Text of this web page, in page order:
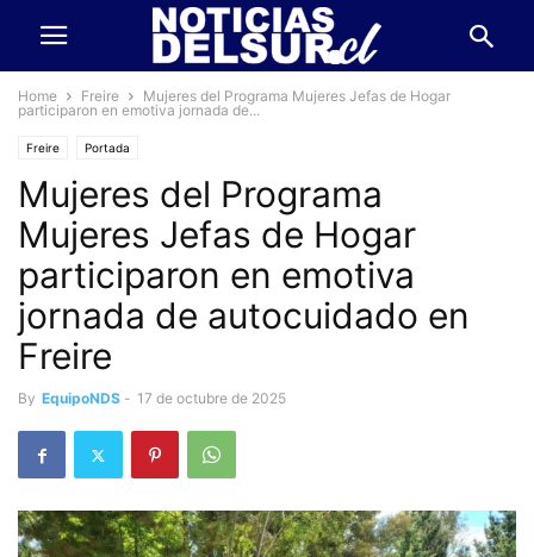
Home Freire
Mujeres del Programa Mujeres Jefas de Hogar
participaron en emotiva jornada de...
Freire Portada
Mujeres del Programa
Mujeres Jefas de Hogar
participaron en emotiva
jornada de autocuidado en
Freire
By EquipoNDS - 17 de octubre de 2025